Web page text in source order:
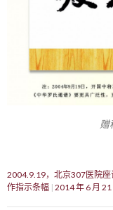
赠
2004.9.19，北京307医院
作指示条幅 2014 年 6 月 21